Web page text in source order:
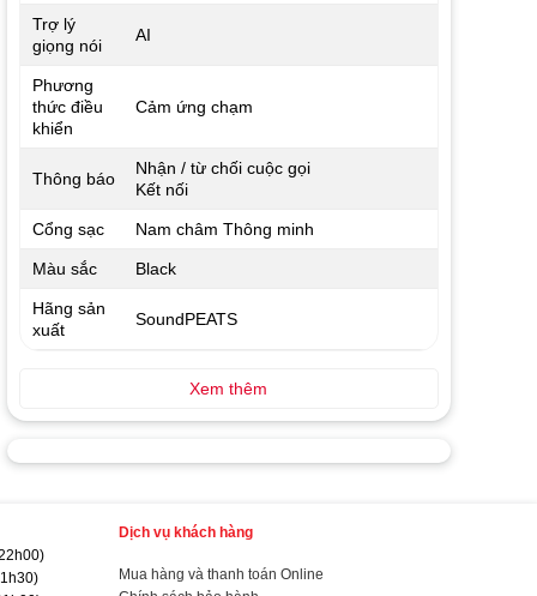
Trợ lý
giọng nói
AI
Phương
thức điều
khiển
Cảm ứng chạm
Thông báo
Nhận / từ chối cuộc gọi
Kết nối
Cổng sạc Nam châm Thông minh
Màu sắc Black
Hãng sản
xuất
SoundPEATS
Xem thêm
Dịch vụ khách hàng
Mua hàng và thanh toán Online